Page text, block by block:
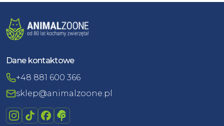
Dane kontaktowe
+48 881 600 366
sklep@animalzoone.pl